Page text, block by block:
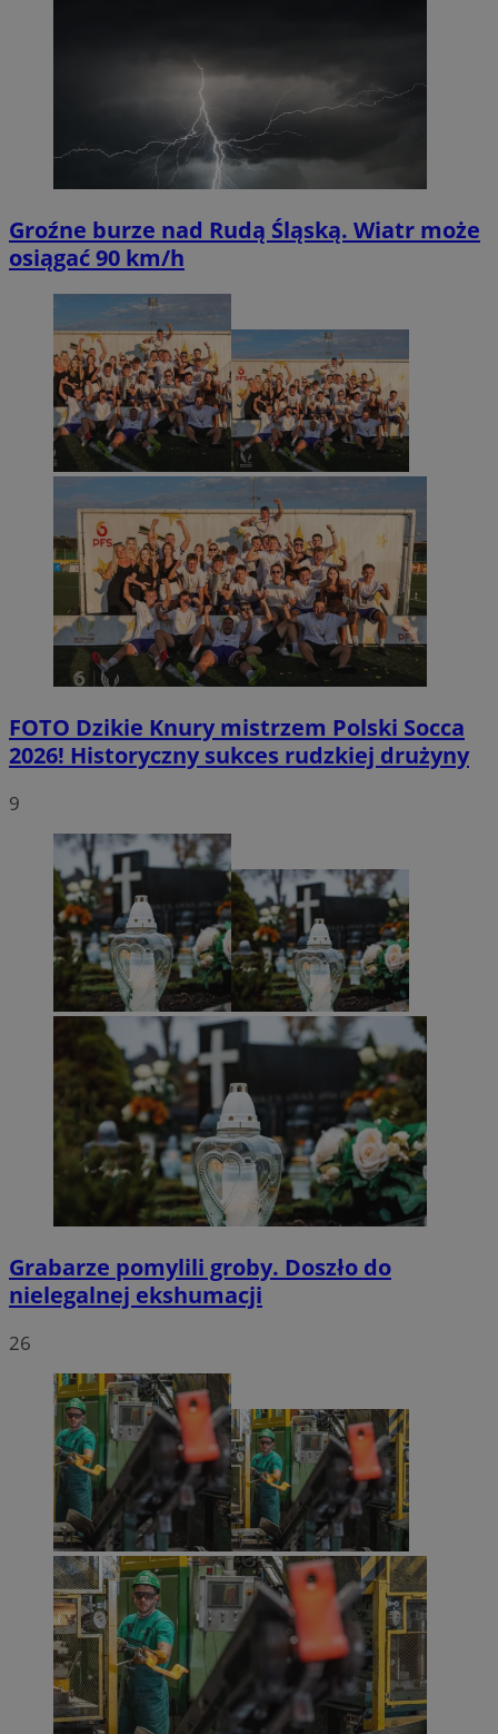
Groźne burze nad Rudą Śląską. Wiatr może
osiągać 90 km/h
FOTO Dzikie Knury mistrzem Polski Socca
2026! Historyczny sukces rudzkiej drużyny
9
Grabarze pomylili groby. Doszło do
nielegalnej ekshumacji
26